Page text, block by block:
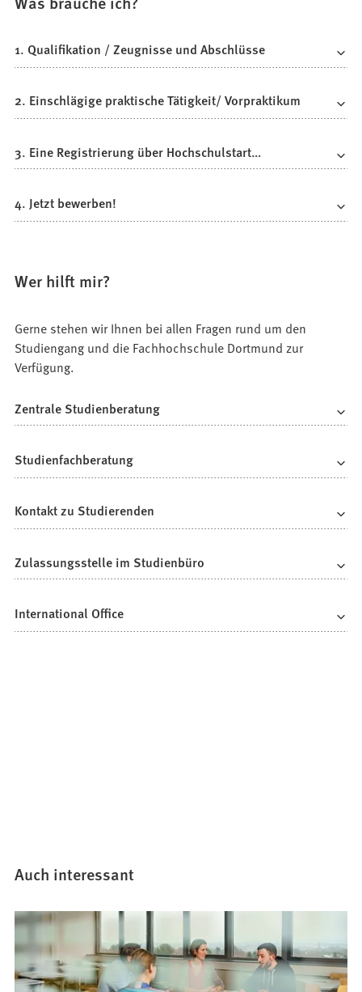
1. Qualifikation / Zeugnisse und Abschlüsse
2. Einschlägige praktische Tätigkeit/ Vorpraktikum
3. Eine Registrierung über Hochschulstart…
4. Jetzt bewerben!
Wer hilft mir?
Gerne stehen wir Ihnen bei allen Fragen rund um den
Studiengang und die Fachhochschule Dortmund zur
Verfügung.
Zentrale Studienberatung
Studienfachberatung
Kontakt zu Studierenden
Zulassungsstelle im Studienbüro
International Office
Auch interessant